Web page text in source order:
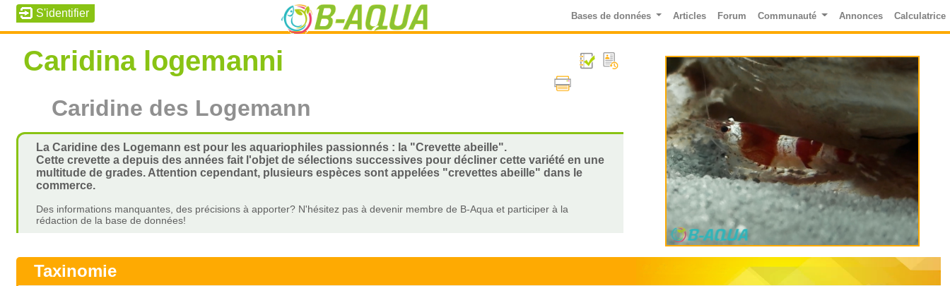
Bases de données Articles Forum Communauté Annonces Calculatrice
Caridina logemanni
Caridine des Logemann
La Caridine des Logemann est pour les aquariophiles passionnés : la "Crevette abeille".
Cette crevette a depuis des années fait l'objet de sélections successives pour décliner cette variété en une
multitude de grades. Attention cependant, plusieurs espèces sont appelées "crevettes abeille" dans le
commerce.
Des informations manquantes, des précisions à apporter? N'hésitez pas à devenir membre de B-Aqua et participer à la
rédaction de la base de données!
Taxinomie